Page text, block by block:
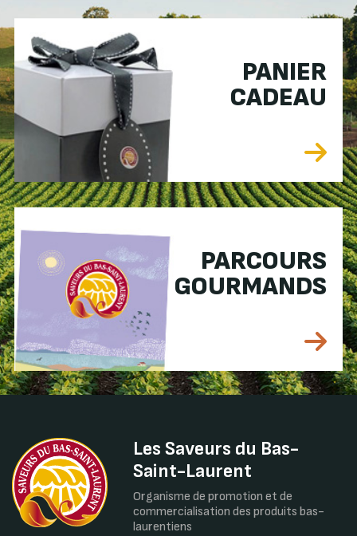
PANIER
CADEAU
PARCOURS
GOURMANDS
Les Saveurs du Bas-
Saint-Laurent
Organisme de promotion et de
commercialisation des produits bas-
laurentiens